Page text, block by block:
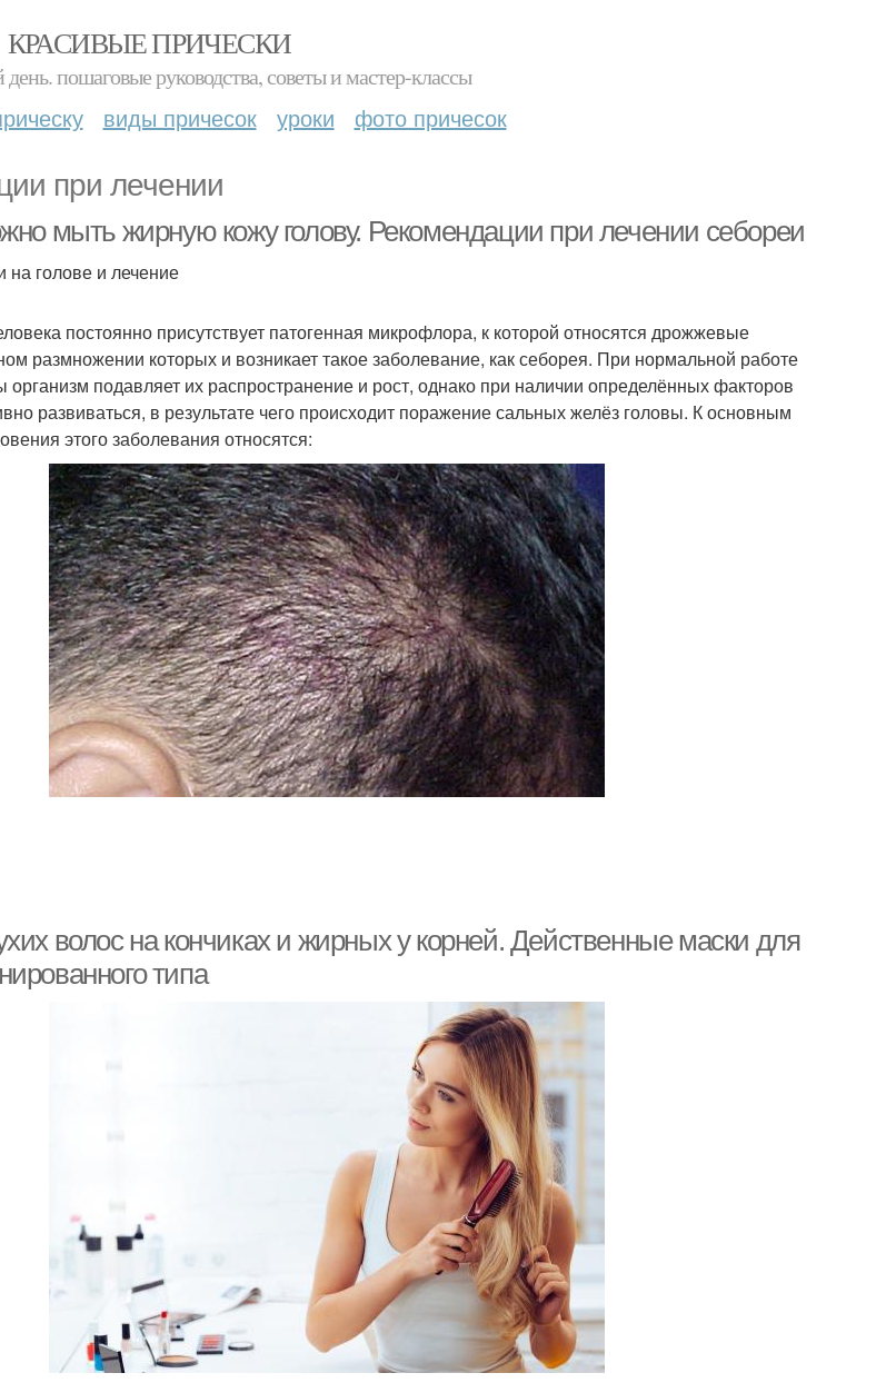
КРАСИВЫЕ ПРИЧЕСКИ
пошаговые руководства, советы и мастер-классы
виды причесок уроки фото причесок
при лечении
мыть жирную кожу голову. Рекомендации при лечении себореи
на голове и лечение
постоянно присутствует патогенная микрофлора, к которой относятся дрожжевые
размножении которых и возникает такое заболевание, как себорея. При нормальной работе
подавляет их распространение и рост, однако при наличии определённых факторов
развиваться, в результате чего происходит поражение сальных желёз головы. К основным
этого заболевания относятся:
волос на кончиках и жирных у корней. Действенные маски для
типа